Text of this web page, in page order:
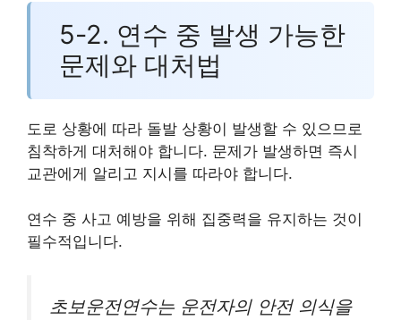
5-2. 연수 중 발생 가능한
문제와 대처법
도로 상황에 따라 돌발 상황이 발생할 수 있으므로
침착하게 대처해야 합니다. 문제가 발생하면 즉시
교관에게 알리고 지시를 따라야 합니다.
연수 중 사고 예방을 위해 집중력을 유지하는 것이
필수적입니다.
초보운전연수는 운전자의 안전 의식을